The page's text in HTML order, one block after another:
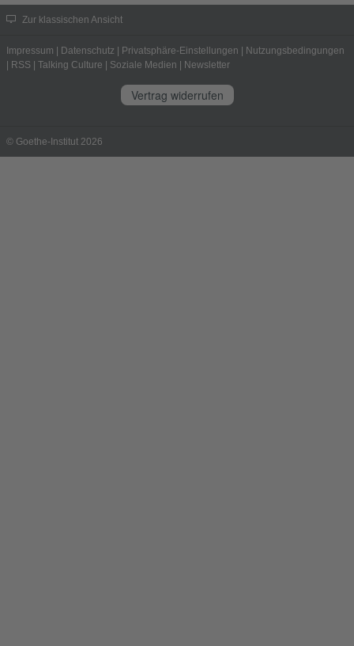
Zur klassischen Ansicht
Impressum Datenschutz Privatsphäre-Einstellungen
Nutzungsbedingungen
RSS Talking Culture Soziale Medien Newsletter
Vertrag widerrufen
© Goethe-Institut 2026